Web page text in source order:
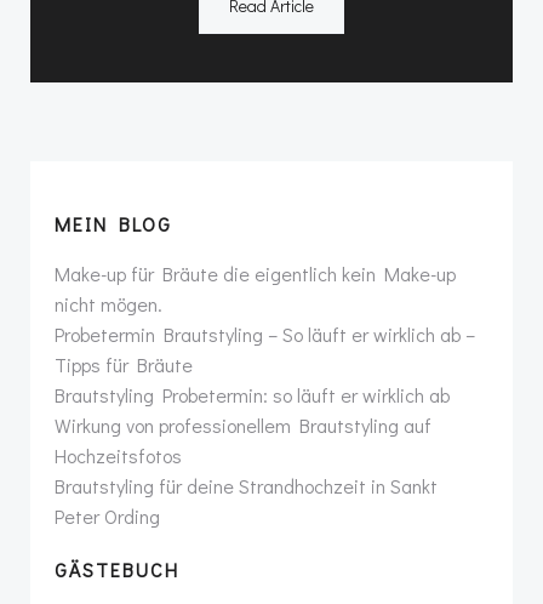
Read Article
MEIN BLOG
Make-up für Bräute die eigentlich kein Make-up
nicht mögen.
Probetermin Brautstyling – So läuft er wirklich ab –
Tipps für Bräute
Brautstyling Probetermin: so läuft er wirklich ab
Wirkung von professionellem Brautstyling auf
Hochzeitsfotos
Brautstyling für deine Strandhochzeit in Sankt
Peter Ording
GÄSTEBUCH